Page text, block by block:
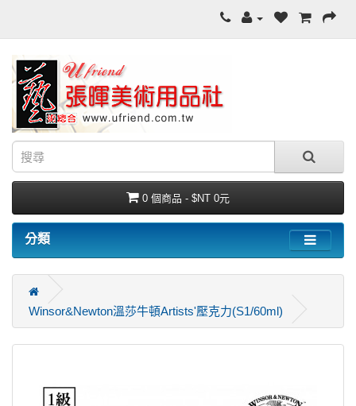
0 個商品 - $NT 0元
分類
Winsor&Newton溫莎牛頓Artists'壓克力(S1/60ml)